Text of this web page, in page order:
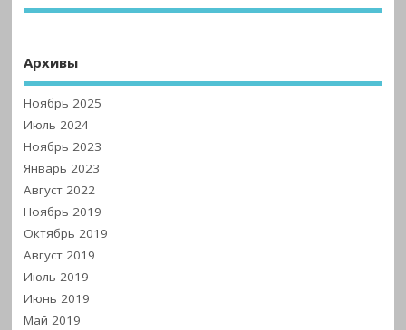
Архивы
Ноябрь 2025
Июль 2024
Ноябрь 2023
Январь 2023
Август 2022
Ноябрь 2019
Октябрь 2019
Август 2019
Июль 2019
Июнь 2019
Май 2019